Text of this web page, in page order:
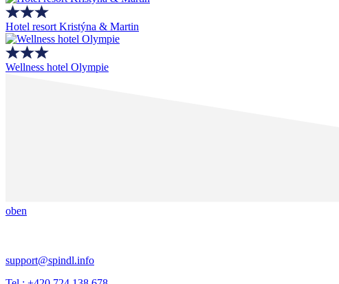
Hotel resort Kristýna & Martin
Wellness hotel Olympie
oben
support@spindl.info